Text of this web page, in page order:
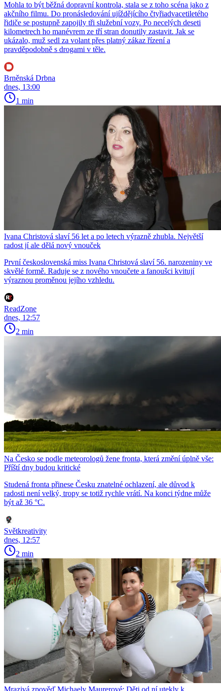
Mohla to být běžná dopravní kontrola, stala se z toho scéna jako z
akčního filmu. Do pronásledování ujíždějícího čtyřiadvacetiletého
řidiče se postupně zapojily tři služební vozy. Po necelých deseti
kilometrech ho manévrem ze tří stran donutily zastavit. Jak se
ukázalo, muž sedl za volant přes platný zákaz řízení a
pravděpodobně s drogami v těle.
Brněnská Drbna
dnes, 13:00
1 min
Ivana Christová slaví 56 let a po letech výrazně zhubla. Největší
radost jí ale dělá nový vnouček
První československá miss Ivana Christová slaví 56. narozeniny ve
skvělé formě. Raduje se z nového vnoučete a fanoušci kvitují
výraznou proměnou jejího vzhledu.
ReadZone
dnes, 12:57
2 min
Na Česko se podle meteorologů žene fronta, která změní úplně vše:
Příští dny budou kritické
Studená fronta přinese Česku znatelné ochlazení, ale důvod k
radosti není velký, tropy se totiž rychle vrátí. Na konci týdne může
být až 36 °C.
Světkreativity
dnes, 12:57
2 min